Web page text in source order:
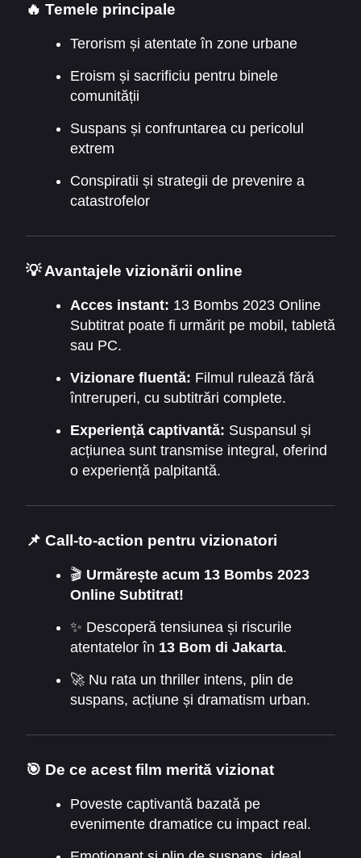
🔥 Temele principale
Terorism și atentate în zone urbane
Eroism și sacrificiu pentru binele
comunității
Suspans și confruntarea cu pericolul
extrem
Conspiratii și strategii de prevenire a
catastrofelor
💡 Avantajele vizionării online
Acces instant: 13 Bombs 2023 Online
Subtitrat poate fi urmărit pe mobil, tabletă
sau PC.
Vizionare fluentă: Filmul rulează fără
întreruperi, cu subtitrări complete.
Experiență captivantă: Suspansul și
acțiunea sunt transmise integral, oferind
o experiență palpitantă.
📌 Call-to-action pentru vizionatori
🎬 Urmărește acum 13 Bombs 2023
Online Subtitrat!
✨ Descoperă tensiunea și riscurile
atentatelor în 13 Bom di Jakarta.
🚀 Nu rata un thriller intens, plin de
suspans, acțiune și dramatism urban.
🎯 De ce acest film merită vizionat
Poveste captivantă bazată pe
evenimente dramatice cu impact real.